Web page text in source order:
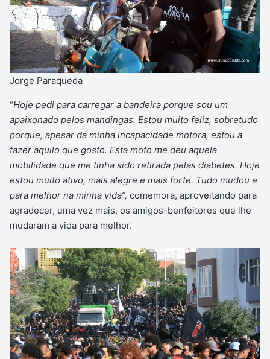
Jorge Paraqueda
“Hoje pedi para carregar a bandeira porque sou um
apaixonado pelos mandingas. Estou muito feliz, sobretudo
porque, apesar da minha incapacidade motora, estou a
fazer aquilo que gosto. Esta moto me deu aquela
mobilidade que me tinha sido retirada pelas diabetes. Hoje
estou muito ativo, mais alegre e mais forte. Tudo mudou e
para melhor na minha vida”, comemora, aproveitando para
agradecer, uma vez mais, os amigos-benfeitores que lhe
mudaram a vida para melhor.